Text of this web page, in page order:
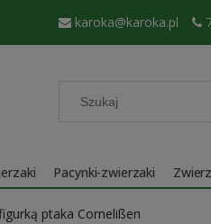
karoka@karoka.pl
Pacynki-zwierzaki
ptaka Cornelißen